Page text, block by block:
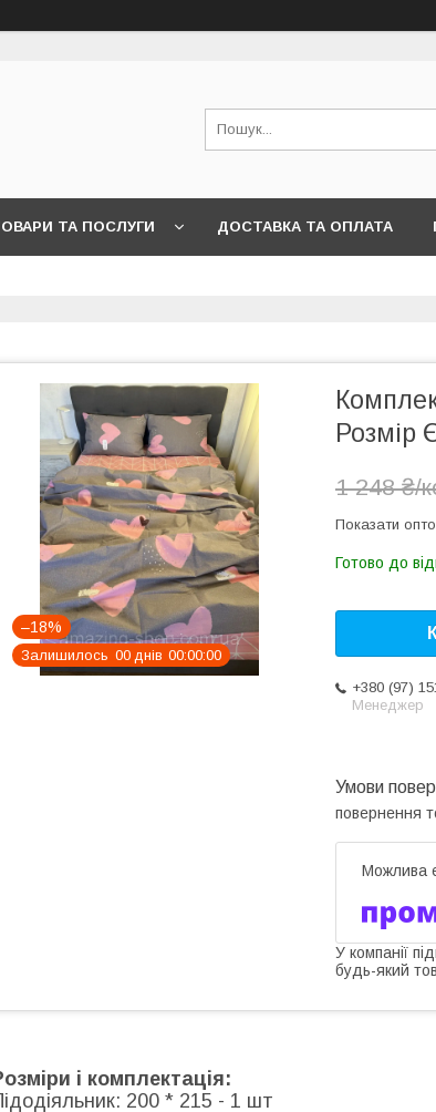
ТА ПОСЛУГИ ДОСТАВКА ТА ОПЛАТА
–18%
Залишилось 00 днів 00 00 00
Розмір
1 248 ₴/
Показати
Готово до
+380 (97)
Менеджер
повернення
У компанії
будь-який
і комплектація:
200 * 215 - 1 шт